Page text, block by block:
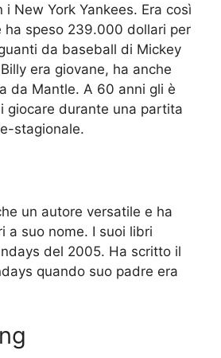
i New York Yankees. Era così
ha speso 239.000 dollari per
da baseball di Mickey
era giovane, ha anche
da Mantle. A 60 anni gli è
giocare durante una partita
stagionale.
un autore versatile e ha
a suo nome. I suoi libri
del 2005. Ha scritto il
quando suo padre era